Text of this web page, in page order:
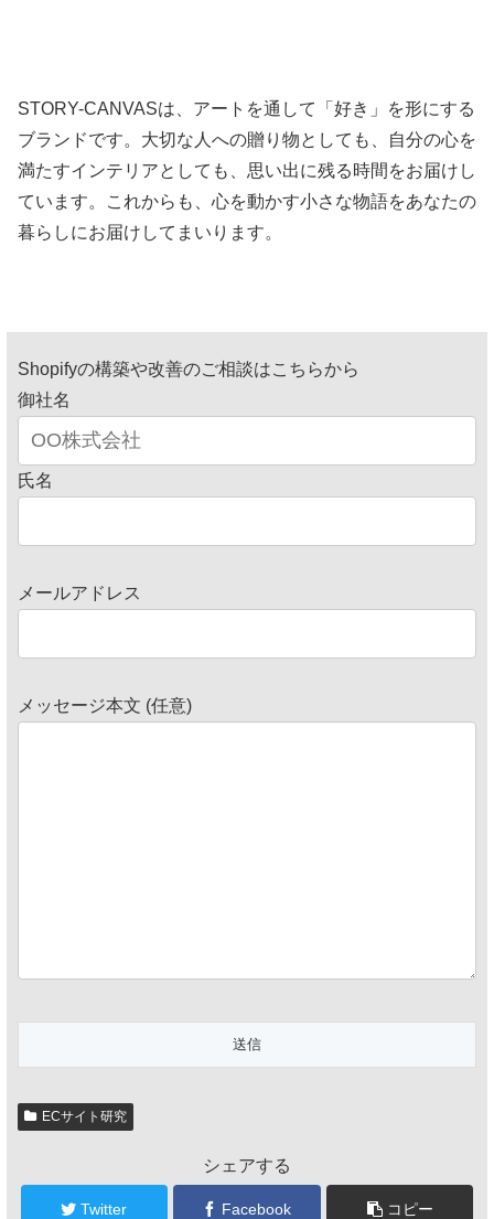
STORY-CANVASは、アートを通して「好き」を形にする
ブランドです。大切な人への贈り物としても、自分の心を
満たすインテリアとしても、思い出に残る時間をお届けし
ています。これからも、心を動かす小さな物語をあなたの
暮らしにお届けしてまいります。
Shopifyの構築や改善のご相談はこちらから
御社名
氏名
メールアドレス
メッセージ本文 (任意)
ECサイト研究
シェアする
Twitter Facebook コピー